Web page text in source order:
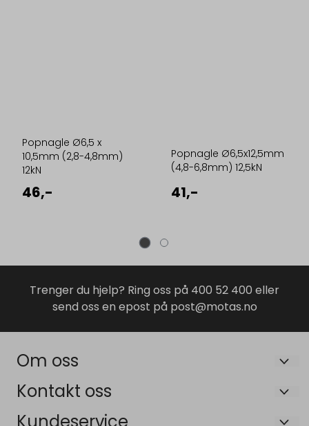
Popnagle Ø6,5 x
10,5mm (2,8-4,8mm)
12kN
46,-
Popnagle Ø6,5x12,5mm
(4,8-6,8mm) 12,5kN
41,-
Trenger du hjelp? Ring oss på 400 52 400 eller
send oss en epost på post@motas.no
Om oss
Maskin og Tilhengersenteret AS
Kontakt oss
Om oss